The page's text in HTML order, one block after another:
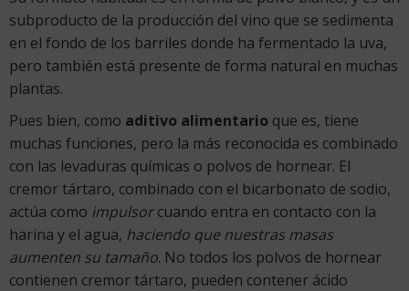
subproducto de la producción del vino que se sedimenta
en el fondo de los barriles donde ha fermentado la uva,
pero también está presente de forma natural en muchas
plantas.
Pues bien, como aditivo alimentario que es, tiene
muchas funciones, pero la más reconocida es combinado
con las levaduras químicas o polvos de hornear. El
cremor tártaro, combinado con el bicarbonato de sodio,
actúa como impulsorcuando entra en contacto con la
harina y el agua, haciendo que nuestras masas
aumenten su tamaño. No todos los polvos de hornear
contienen cremor tártaro, pueden contener ácido